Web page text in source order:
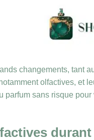
changements, tant
olfactives, et
parfum sans risque